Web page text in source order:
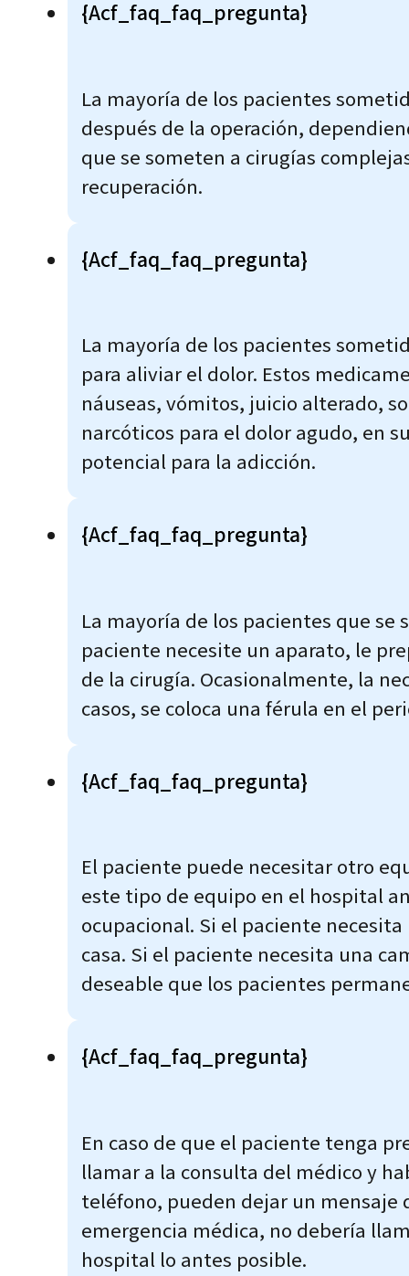
{acf_faq_faq_pregunta}
La mayoría de los pacientes
después de la operación,
que se someten a cirugías
recuperación.
{acf_faq_faq_pregunta}
La mayoría de los pacientes
para aliviar el dolor. Estos
náuseas, vómitos, juicio alterado,
narcóticos para el dolor agudo, en
potencial para la adicción.
{acf_faq_faq_pregunta}
La mayoría de los pacientes que
paciente necesite un aparato, le
de la cirugía. Ocasionalmente, la
casos, se coloca una férula en el
{acf_faq_faq_pregunta}
El paciente puede necesitar otro
este tipo de equipo en el hospital
ocupacional. Si el paciente
casa. Si el paciente necesita una
deseable que los pacientes
{acf_faq_faq_pregunta}
En caso de que el paciente tenga
llamar a la consulta del médico y
teléfono, pueden dejar un mensaje
emergencia médica, no debería
hospital lo antes posible.